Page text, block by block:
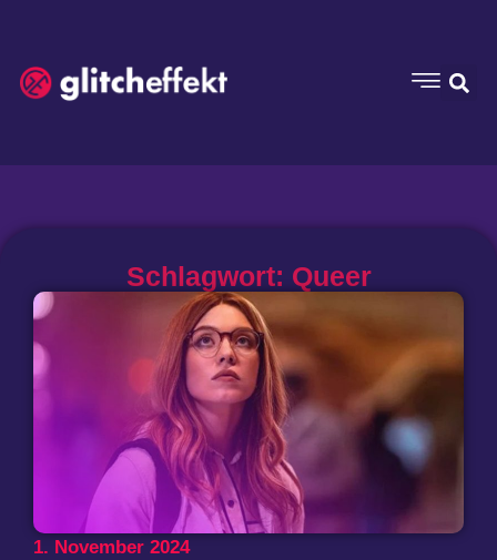
Schlagwort: Queer
1. November 2024